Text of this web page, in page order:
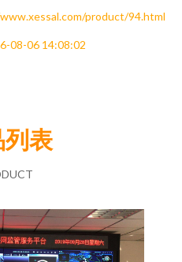
product/94.html
08-06 14:08:02
表